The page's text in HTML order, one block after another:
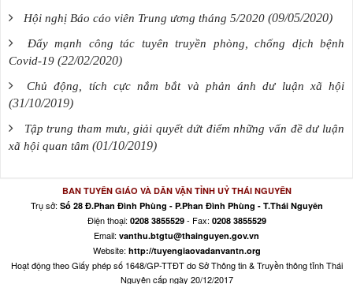
Hội nghị Báo cáo viên Trung ương tháng 5/2020 (09/05/2020)
Đẩy mạnh công tác tuyên truyền phòng, chống dịch bệnh
Covid-19 (22/02/2020)
Chủ động, tích cực nắm bắt và phản ánh dư luận xã hội
(31/10/2019)
Tập trung tham mưu, giải quyết dứt điểm những vấn đề dư luận
xã hội quan tâm (01/10/2019)
BAN TUYÊN GIÁO VÀ DÂN VẬN TỈNH UỶ THÁI NGUYÊN
Trụ sở: Số 28 Đ.Phan Đình Phùng - P.Phan Đình Phùng - T.Thái Nguyên
Điện thoại: 0208 3855529- Fax: 0208 3855529
Email: vanthu.btgtu@thainguyen.gov.vn
Website: http://tuyengiaovadanvantn.org
Hoạt động theo Giấy phép số 1648/GP-TTĐT do Sở Thông tin & Truyền thông tỉnh Thái
Nguyên cấp ngày 20/12/2017